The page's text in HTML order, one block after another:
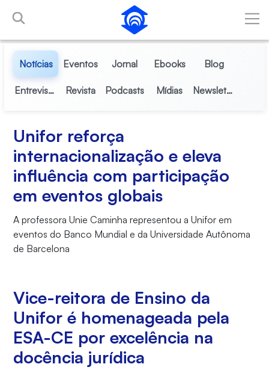
Pular para o Conteúdo principal
Notícias Eventos Jornal Ebooks Blog
Entrevistas Revista Podcasts Mídias Newsletter
Unifor reforça
internacionalização e eleva
influência com participação
em eventos globais
A professora Unie Caminha representou a Unifor em
eventos do Banco Mundial e da Universidade Autônoma
de Barcelona
Vice-reitora de Ensino da
Unifor é homenageada pela
ESA-CE por excelência na
docência jurídica